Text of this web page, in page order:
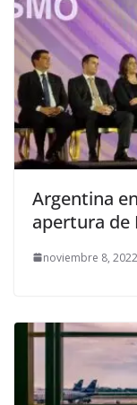
Argentina
apertura de
noviembre 8, 2022